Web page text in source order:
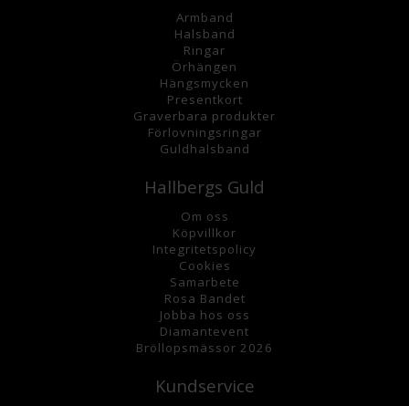
Armband
Halsband
Ringar
Örhängen
Hängsmycken
Presentkort
Graverbara produkter
Förlovningsringar
Guldhalsband
Hallbergs Guld
Om oss
Köpvillkor
Integritetspolicy
Cookies
Samarbete
Rosa Bandet
Jobba hos oss
Diamantevent
Bröllopsmässor 2026
Kundservice